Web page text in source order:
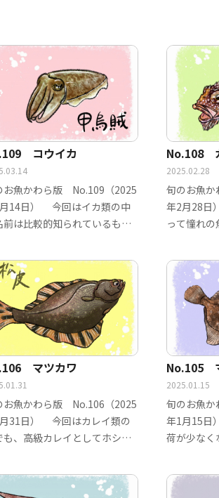
コウイカ
お魚かわら版 No.109（2025
14日） 今回はイカ類の中
前は比較的知られているもの
No.108
2025.02.28
旬のお魚
年2月28日
って憧れ
マツカワ
お魚かわら版 No.106（2025
31日） 今回はカレイ類の
も、高級カレイとしてホシガ
No.105
2025.01.15
旬のお魚
年1月15日
荷が少なく